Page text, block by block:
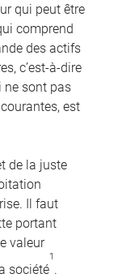
qui peut être
comprend
des actifs
c’est-à-dire
ne sont pas
est
de la juste
Il faut
portant
valeur
société
1
.